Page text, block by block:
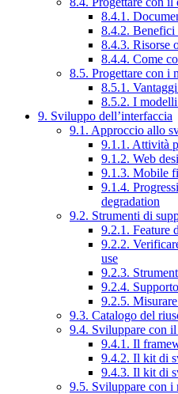
8.4.1.
8.4.2. Benefici
8.4.3. Risorse
8.4.4. Come
8.5. Progettare con i
8.5.1.
8.5.2. I
9. Sviluppo dell’interfaccia
9.1. Approccio allo
9.1.1. Attività
9.1.2. Web
9.1.3. Mobile
9.1.4.
degradation
9.2. Strumenti di
9.2.1. Feature
9.2.2.
use
9.2.3.
9.2.4.
9.2.5.
9.3. Catalogo del
9.4. Sviluppare con
9.4.1. Il
9.4.2. Il kit di
9.4.3. Il kit di
9.5. Sviluppare con i